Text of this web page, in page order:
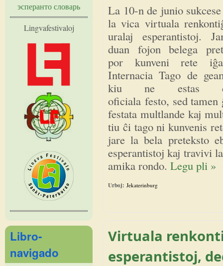
La 10-n de junio
la vica virtuala
uralaj esperantistoj.
duan fojon belega
por kunveni rete
Internacia Tago de
kiu ne estas
oficiala festo, sed
festata multlande kaj
tiu ĉi tago ni kunvenis
jare la bela preteksto
esperantistoj kaj travivi
amika rondo. Legu pli »
Urboj: Jekaterinburg
Virtuala
esperantistoj,
эсперанто словарь
Lingvafestivaloj
Libro-
navigado